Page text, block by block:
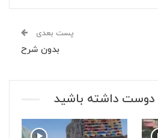
پست بعدی
بدون شرح
داشته باشید